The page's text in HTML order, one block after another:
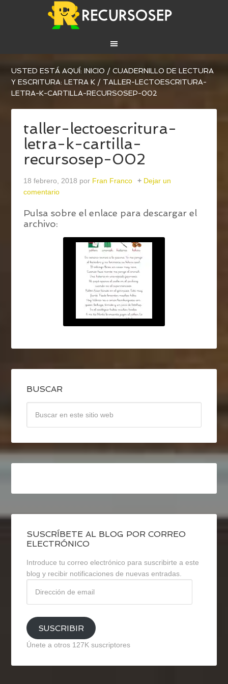
USTED ESTÁ AQUÍ:INICIO / CUADERNILLO DE LECTURA
Y ESCRITURA: LETRA K / TALLER-LECTOESCRITURA-
LETRA-K-CARTILLA-RECURSOSEP-002
taller-lectoescritura-
letra-k-cartilla-
recursosep-002
18 febrero, 2018 por Fran Franco
Dejar un
comentario
Pulsa sobre el enlace para descargar el
archivo:
BUSCAR
SUSCRÍBETE AL BLOG POR CORREO
ELECTRÓNICO
Introduce tu correo electrónico para suscribirte a este
blog y recibir notificaciones de nuevas entradas.
email
SUSCRIBIR
Únete a otros 127K suscriptores